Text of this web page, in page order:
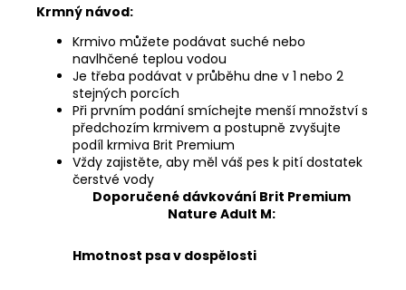
Krmný návod:
Krmivo můžete podávat suché nebo
navlhčené teplou vodou
Je třeba podávat v průběhu dne v 1 nebo 2
stejných porcích
Při prvním podání smíchejte menší množství s
předchozím krmivem a postupně zvyšujte
podíl krmiva Brit Premium
Vždy zajistěte, aby měl váš pes k pití dostatek
čerstvé vody
Doporučené dávkování Brit Premium
Nature Adult M:
Hmotnost psa v dospělosti